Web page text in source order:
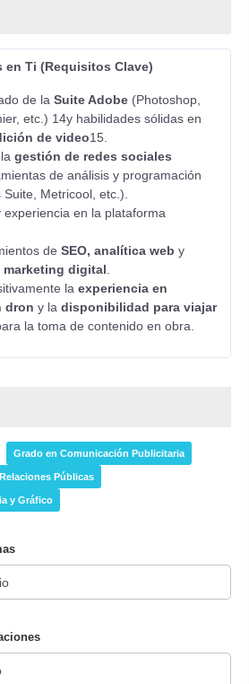
en Ti (Requisitos Clave)
de la Suite Adobe (Photoshop,
etc.) 14y habilidades sólidas en
de video15.
gestión de redes sociales
de análisis y programación
Metricool, etc.).
experiencia en la plataforma
de SEO, analítica web y
marketing digital
la experiencia en
dron y la disponibilidad para viajar
la toma de contenido en obra.
Grado en Comunicación Publicitaria
Públicas
y Gráfico